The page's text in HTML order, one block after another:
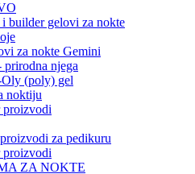
builder gelovi za nokte
za nokte Gemini
njega
(poly) gel
noktiju
proizvodi
za pedikuru
proizvodi
ZA NOKTE